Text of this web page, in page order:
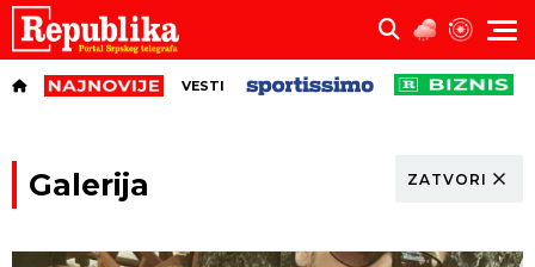
VESTI
Galerija ZATVORI